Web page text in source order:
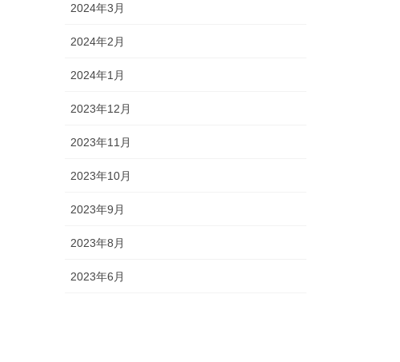
2024年3月
2024年2月
2024年1月
2023年12月
2023年11月
2023年10月
2023年9月
2023年8月
2023年6月